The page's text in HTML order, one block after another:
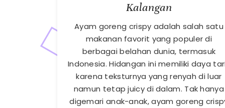
Kalangan
Ayam goreng crispy adalah salah satu
makanan favorit yang populer di
berbagai belahan dunia, termasuk
Indonesia. Hidangan ini memiliki daya
karena teksturnya yang renyah di luar
namun tetap juicy di dalam. Tak hanya
digemari anak-anak, ayam goreng